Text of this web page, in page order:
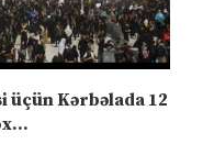
Kərbəlada 12